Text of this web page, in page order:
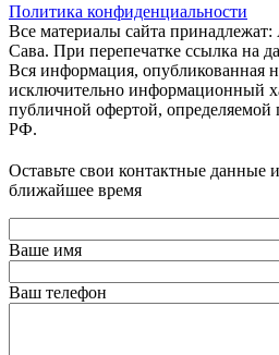
Политика конфиденциальности
Все материалы сайта
Сава. При перепечатке ссылка на
Вся информация, опубликованная
исключительно информационный
публичной офертой,
РФ.
Оставьте свои контактные данные
ближайшее время
Ваше имя
Ваш телефон